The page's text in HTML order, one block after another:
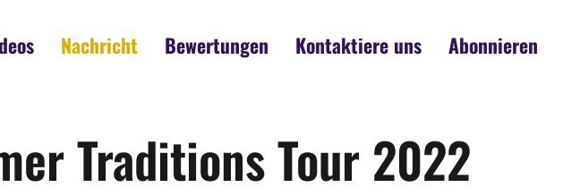
Nachricht Bewertungen Kontaktiere uns Abonnieren
Traditions Tour 2022